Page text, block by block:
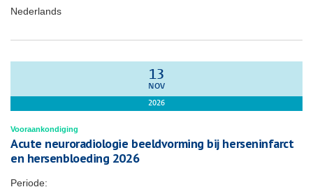
Nederlands
13
NOV
2026
Vooraankondiging
Acute neuroradiologie beeldvorming bij herseninfarct
en hersenbloeding 2026
Periode: